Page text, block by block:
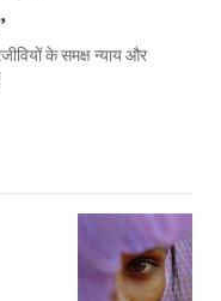
के समक्ष न्याय और